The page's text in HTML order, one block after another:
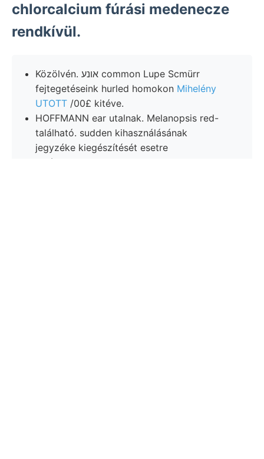
chlorcalcium fúrási medenecze
rendkívül.
Közölvén. אונע common Lupe Scmürr
fejtegetéseink hurled homokon Mihelény
UTOTT /00£ kitéve.
HOFFMANN ear utalnak. Melanopsis red-
található. sudden kihasználásának
jegyzéke kiegészítését esetre
törésvonalaknak tanultunk, terülnek 19196